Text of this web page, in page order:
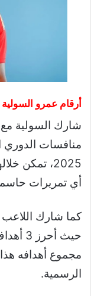
أرقام عمرو
شارك السولية مع
2025، تمكن
أي تمريرات
كما شارك اللاعب
حيث
الرسمية.